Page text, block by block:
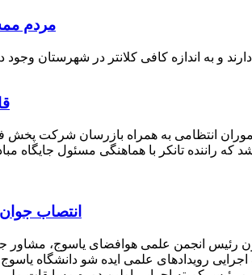
مردم
قاچاق
انتظامی به همراه بازرسان شرکت پخش
مشخص شد که راننده تانکر با هماهنگی مسئول
انتصاب
رئیس انجمن علمی هوافضای یاسوج،
رویدادهای علمی ایده شو دانشگاه یاسوج